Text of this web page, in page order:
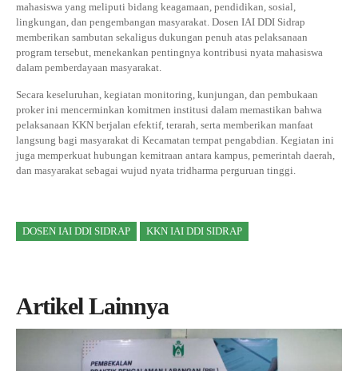
mahasiswa yang meliputi bidang keagamaan, pendidikan, sosial,
lingkungan, dan pengembangan masyarakat. Dosen IAI DDI Sidrap
memberikan sambutan sekaligus dukungan penuh atas pelaksanaan
program tersebut, menekankan pentingnya kontribusi nyata mahasiswa
dalam pemberdayaan masyarakat.
Secara keseluruhan, kegiatan monitoring, kunjungan, dan pembukaan
proker ini mencerminkan komitmen institusi dalam memastikan bahwa
pelaksanaan KKN berjalan efektif, terarah, serta memberikan manfaat
langsung bagi masyarakat di Kecamatan tempat pengabdian. Kegiatan ini
juga memperkuat hubungan kemitraan antara kampus, pemerintah daerah,
dan masyarakat sebagai wujud nyata tridharma perguruan tinggi.
DOSEN IAI DDI SIDRAP KKN IAI DDI SIDRAP
Artikel Lainnya